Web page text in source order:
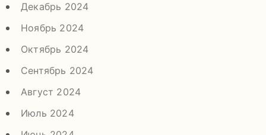
Декабрь 2024
Ноябрь 2024
Октябрь 2024
Сентябрь 2024
Август 2024
Июль 2024